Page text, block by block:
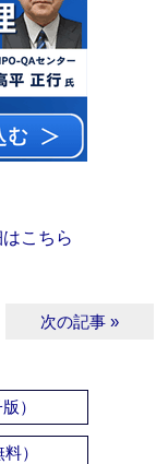
こちら
次の記事 »
）
）